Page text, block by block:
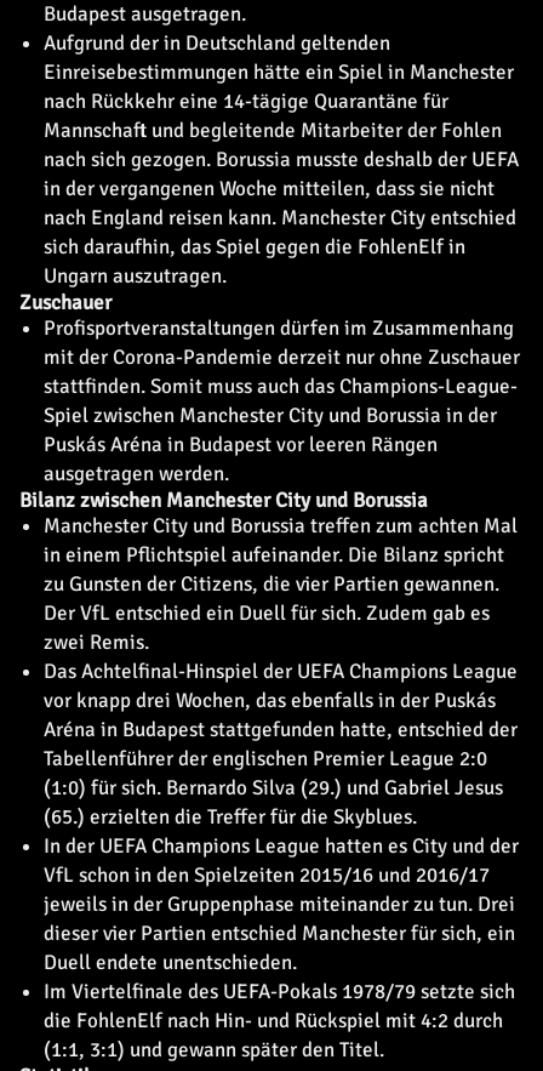
Budapest ausgetragen.
Aufgrund der in Deutschland geltenden
Einreisebestimmungen hätte ein Spiel in Manchester
nach Rückkehr eine 14-tägige Quarantäne für
Mannschaft und begleitende Mitarbeiter der Fohlen
nach sich gezogen. Borussia musste deshalb der UEFA
in der vergangenen Woche mitteilen, dass sie nicht
nach England reisen kann. Manchester City entschied
sich daraufhin, das Spiel gegen die FohlenElf in
Ungarn auszutragen.
Zuschauer
Profisportveranstaltungen dürfen im Zusammenhang
mit der Corona-Pandemie derzeit nur ohne Zuschauer
stattfinden. Somit muss auch das Champions-League-
Spiel zwischen Manchester City und Borussia in der
Puskás Aréna in Budapest vor leeren Rängen
ausgetragen werden.
Bilanz zwischen Manchester City und Borussia
Manchester City und Borussia treffen zum achten Mal
in einem Pflichtspiel aufeinander. Die Bilanz spricht
zu Gunsten der Citizens, die vier Partien gewannen.
Der VfL entschied ein Duell für sich. Zudem gab es
zwei Remis.
Das Achtelfinal-Hinspiel der UEFA Champions League
vor knapp drei Wochen, das ebenfalls in der Puskás
Aréna in Budapest stattgefunden hatte, entschied der
Tabellenführer der englischen Premier League 2:0
(1:0) für sich. Bernardo Silva (29.) und Gabriel Jesus
(65.) erzielten die Treffer für die Skyblues.
In der UEFA Champions League hatten es City und der
VfL schon in den Spielzeiten 2015/16 und 2016/17
jeweils in der Gruppenphase miteinander zu tun. Drei
dieser vier Partien entschied Manchester für sich, ein
Duell endete unentschieden.
Im Viertelfinale des UEFA-Pokals 1978/79 setzte sich
die FohlenElf nach Hin- und Rückspiel mit 4:2 durch
(1:1, 3:1) und gewann später den Titel.